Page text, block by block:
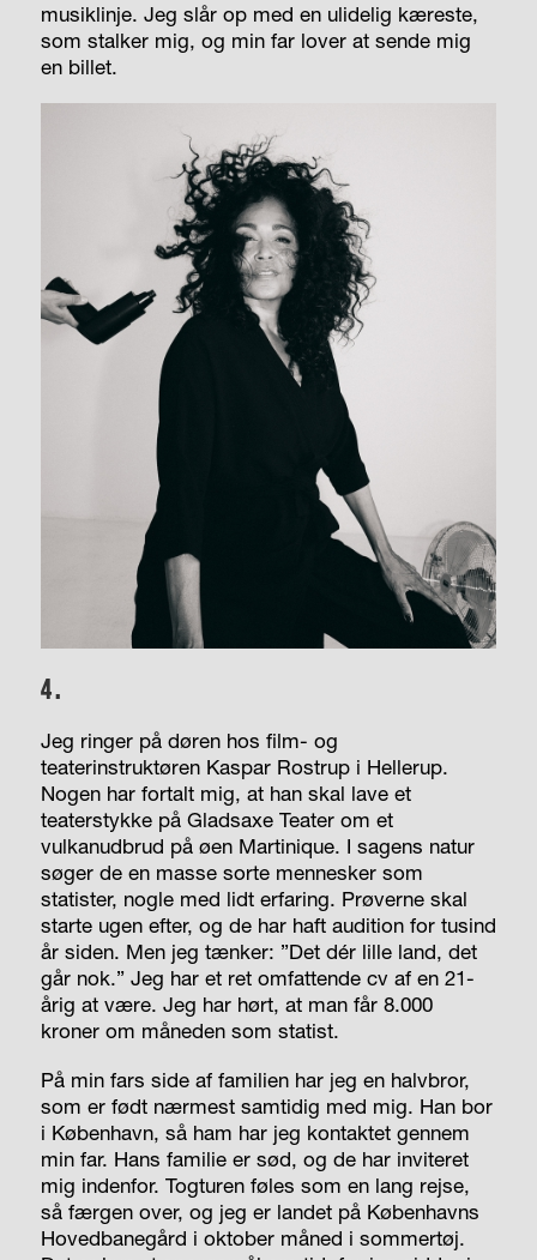
musiklinje. Jeg slår op med en ulidelig kæreste,
som stalker mig, og min far lover at sende mig
en billet.
4.
Jeg ringer på døren hos film- og
teaterinstruktøren Kaspar Rostrup i Hellerup.
Nogen har fortalt mig, at han skal lave et
teaterstykke på Gladsaxe Teater om et
vulkanudbrud på øen Martinique. I sagens natur
søger de en masse sorte mennesker som
statister, nogle med lidt erfaring. Prøverne skal
starte ugen efter, og de har haft audition for tusind
år siden. Men jeg tænker: ”Det dér lille land, det
går nok.” Jeg har et ret omfattende cv af en 21-
årig at være. Jeg har hørt, at man får 8.000
kroner om måneden som statist.
På min fars side af familien har jeg en halvbror,
som er født nærmest samtidig med mig. Han bor
i København, så ham har jeg kontaktet gennem
min far. Hans familie er sød, og de har inviteret
mig indenfor. Togturen føles som en lang rejse,
så færgen over, og jeg er landet på Københavns
Hovedbanegård i oktober måned i sommertøj.